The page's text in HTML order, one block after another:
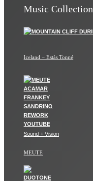
Music Collection
Iceland – Estás Tonné
Sound + Vision
MEUTE